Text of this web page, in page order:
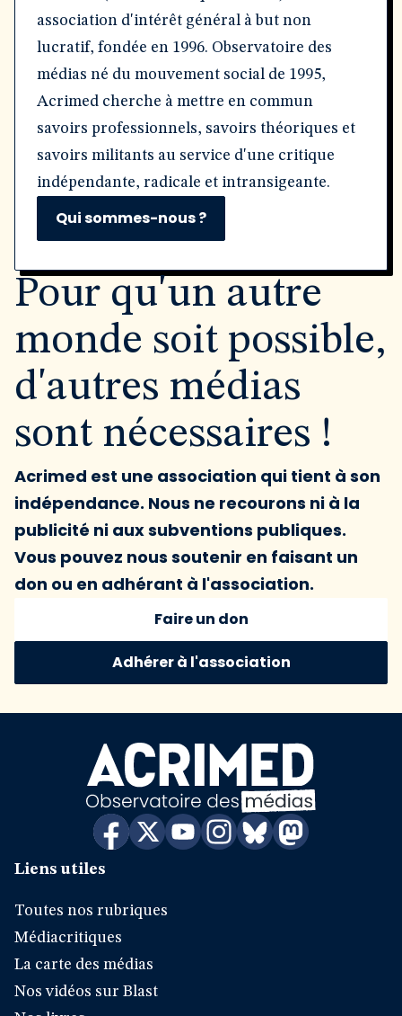
association d'intérêt général à but non
lucratif, fondée en 1996. Observatoire des
médias né du mouvement social de 1995,
Acrimed cherche à mettre en commun
savoirs professionnels, savoirs théoriques et
savoirs militants au service d'une critique
indépendante, radicale et intransigeante.
Qui sommes-nous ?
Pour qu'un autre
monde soit possible,
d'autres médias
sont nécessaires !
Acrimed est une association qui tient à son
indépendance. Nous ne recourons ni à la
publicité ni aux subventions publiques.
Vous pouvez nous soutenir en faisant un
don ou en adhérant à l'association.
Faire un don
Adhérer à l'association
Liens utiles
Toutes nos rubriques
Médiacritiques
La carte des médias
Nos vidéos sur Blast